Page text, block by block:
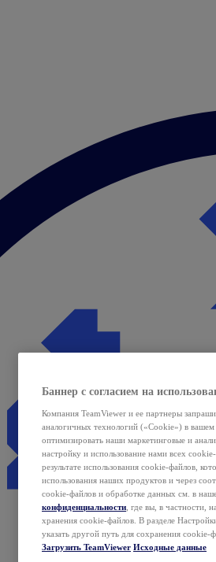
Баннер с согласием на
Компания TeamViewer и ее партнеры
аналогичных технологий («Cookie») в вашем
оптимизировать наши маркетинговые и
настройку и использование нами всех
результате использования cookie-файлов,
использования наших продуктов и через
cookie-файлов и обработке данных см. в
конфиденциальности , где вы, в частности,
хранения cookie-файлов. В разделе
указать другой путь для сохранения cookie-
Загрузить TeamViewer Исходные данные